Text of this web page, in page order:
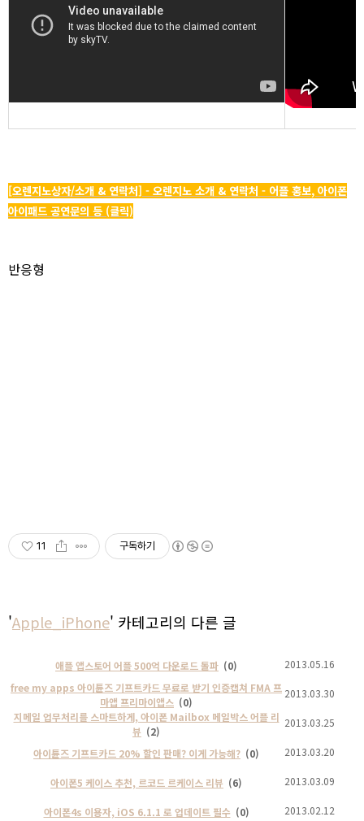
[오렌지노상자/소개 & 연락처] - 오렌지노 소개 & 연락처 - 어플 홍보, 아이폰
아이패드 공연문의 등 (클릭)
반응형
11 구독하기
'Apple_iPhone' 카테고리의 다른 글
애플 앱스토어 어플 500억 다운로드 돌파 (0)
2013.05.16
free my apps 아이튠즈 기프트카드 무료로 받기 인증캡쳐 FMA 프
마앱 프리마이앱스 (0)
2013.03.30
지메일 업무처리를 스마트하게, 아이폰 Mailbox 메일박스 어플 리
뷰 (2)
2013.03.25
아이튠즈 기프트카드 20% 할인 판매? 이게 가능해? (0) 2013.03.20
아이폰5 케이스 추천, 르코드 르케이스 리뷰 (6) 2013.03.09
아이폰4s 이용자, iOS 6.1.1 로 업데이트 필수 (0) 2013.02.12